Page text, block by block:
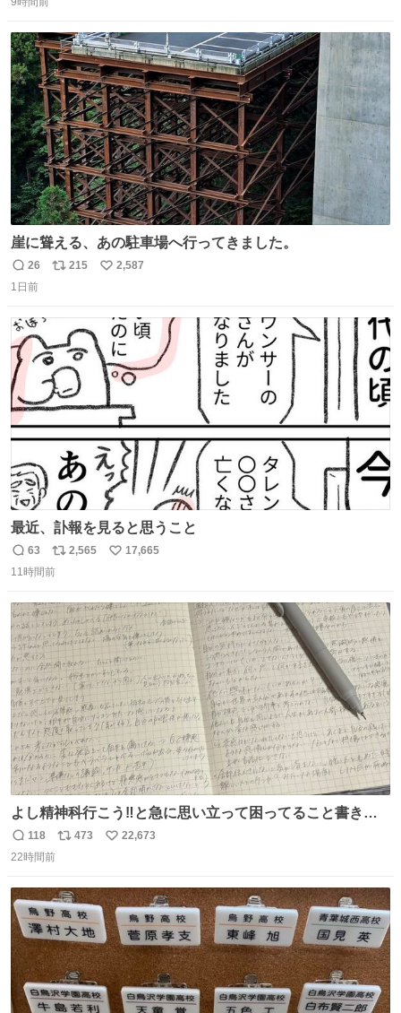
信
ト
数
数
崖に聳える、あの駐車場へ行ってきました。
返
信
26
リ
数
215
い
2,587
1日前
最近、訃報を見ると思うこと
返
信
63
リ
ポ
ト
数
2,565
い
数
17,665
11時間前
よし精神科行こう‼️と急に思い立って困ってること書き出
してたらペン止まらなくなってすごい勢いで埋まってワロ
タ
返
信
118
リ
ト
数
473
い
数
22,673
22時間前